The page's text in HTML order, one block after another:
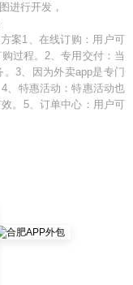
进行开发，
案1、在线订购：用户可
过程。2、专用交付：当
3、因为外卖app是专门
、特惠活动：特惠活动也
。5、订单中心：用户可